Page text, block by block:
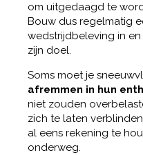
om uitgedaagd te
Bouw dus regelmatig
wedstrijdbeleving in
zijn doel.
Soms moet je
afremmen in hun
niet zouden
zich te laten
al eens rekening te
onderweg.